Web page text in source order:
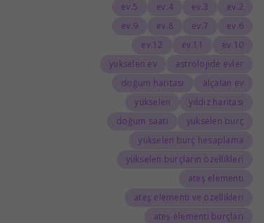
2.ev
3.ev
4.ev
5.ev
6.ev
7.ev
8.ev
9.ev
10.ev
11.ev
12.ev
astrolojide evler
yükselen ev
alçalan ev
doğum haritası
yıldız haritası
yükselen
yükselen burç
doğum saati
yükselen burç hesaplama
yükselen burçların özellikleri
ateş elementi
ateş elementi ve özellikleri
ateş elementi burçları